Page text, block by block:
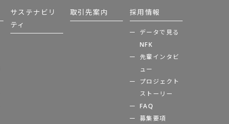
サステナビリ
ティ
取引先案内 採用情報
データで見る
NFK
先輩インタビ
ュー
プロジェクト
ストーリー
FAQ
募集要項